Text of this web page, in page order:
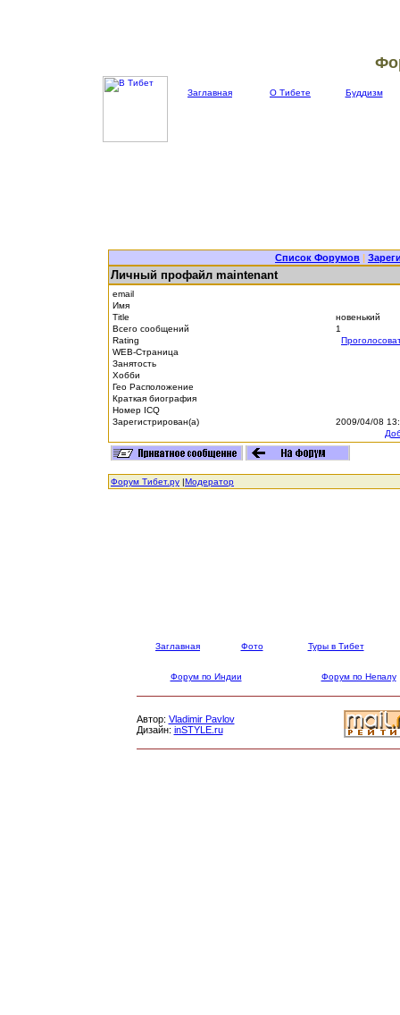
Заглавная О Тибете Буддизм
Список Форумов |
Личный профайл maintenant
email
Имя
Title
новенький
Всего сообщений
1
Rating
WEB-Страница
Занятость
Хобби
Гео Расположение
Краткая биография
Номер ICQ
Зарегистрирован(а)
2009/04/08
Форум Тибет.ру |Модератор
Заглавная Фото Туры в Тибет
Форум по Индии Форум по Непалу
Автор: Vladimir Pavlov
Дизайн: inSTYLE.ru